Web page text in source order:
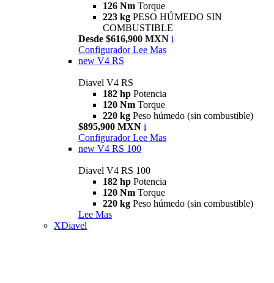
126 Nm Torque
223 kg PESO HÚMEDO SIN
COMBUSTIBLE
Desde $616,900 MXN i
Configurador Lee Mas
new V4 RS
Diavel V4 RS
182 hp Potencia
120 Nm Torque
220 kg Peso húmedo (sin combustible)
$895,900 MXN i
Configurador Lee Mas
new V4 RS 100
Diavel V4 RS 100
182 hp Potencia
120 Nm Torque
220 kg Peso húmedo (sin combustible)
Lee Mas
XDiavel